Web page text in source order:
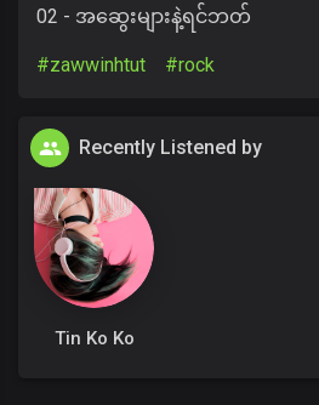
02 - အဆွေးများနဲ့ရင်ဘတ်
#zawwinhtut #rock
Recently Listened by
Tin Ko Ko